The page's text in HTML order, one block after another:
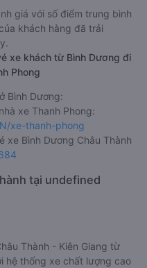
giá với số điểm trung bình
khách hàng đã trải
xe khách từ Bình Dương đi
Phong
Bình Dương:
xe Thanh Phong:
xe-thanh-phong
xe Bình Dương Châu Thành
tại undefined
Thành - Kiên Giang từ
hệ thống xe chất lượng cao